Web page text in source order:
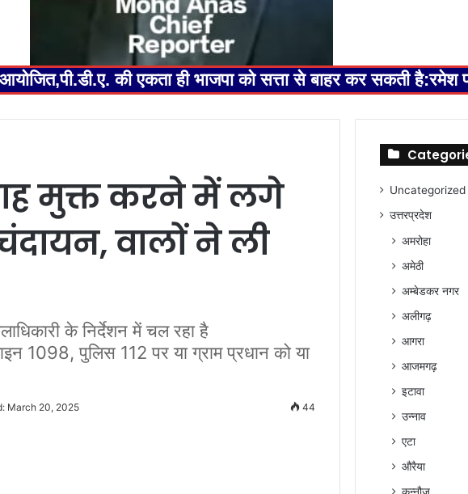
की एकता ही भाजपा को सत्ता से बाहर कर सकती है:रमेश
मुक्त करने में लगे
वालों ने ली
के निर्देशन में चल रहा है
1098, पुलिस 112 पर या ग्राम प्रधान को या
March 20, 2025 44
Uncategorized
उत्तरप्रदेश
अमरोहा
अमेठी
अम्बेडकर नगर
अलीगढ़
आगरा
आजमगढ़
इटावा
उन्नाव
एटा
औरैया
कन्नौज